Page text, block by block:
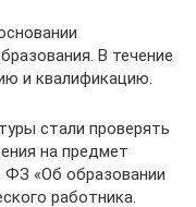
В течение
и квалификацию.
стали проверять
на предмет
ФЗ «Об образовании
работника.